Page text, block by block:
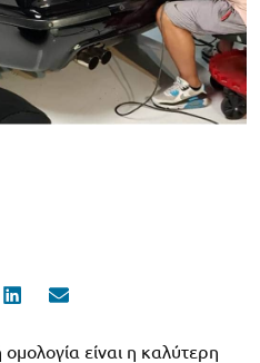
ομολογία είναι η καλύτερη